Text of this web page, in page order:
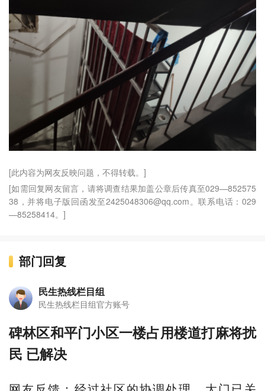
[此内容为网友反映问题，不得转载。]
[如需回复网友留言，请将调查结果加盖公章后传真至029—852575
38，并将电子版回函发至2425048306@qq.com。联系电话：029
—85258414。]
部门回复
民生热线栏目组
民生热线栏目组官方账号
碑林区和平门小区一楼占用楼道打麻将扰
民 已解决